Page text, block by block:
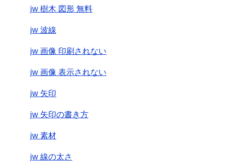
jw 樹木 図形 無料
jw 波線
jw 画像 印刷されない
jw 画像 表示されない
jw 矢印
jw 矢印の書き方
jw 素材
jw 線の太さ